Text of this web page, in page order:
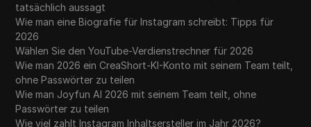
tatsächlich aussagt
Wie man eine Biografie für Instagram schreibt: Tipps für
2026
Wählen Sie den YouTube-Verdienstrechner für 2026
Wie man 2026 ein CreaShort-KI-Konto mit seinem Team teilt,
ohne Passwörter zu teilen
Wie man Joyfun AI 2026 mit seinem Team teilt, ohne
Passwörter zu teilen
Wie viel zahlt Instagram Inhaltsersteller im Jahr 2026?